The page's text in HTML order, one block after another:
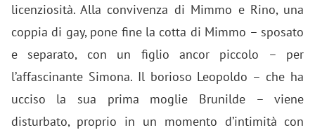
licenziosità. Alla convivenza di Mimmo e Rino, una
coppia di gay, pone fine la cotta di Mimmo – sposato
e separato, con un figlio ancor piccolo – per
l’affascinante Simona. Il borioso Leopoldo – che ha
ucciso la sua prima moglie Brunilde – viene
disturbato, proprio in un momento d’intimità con